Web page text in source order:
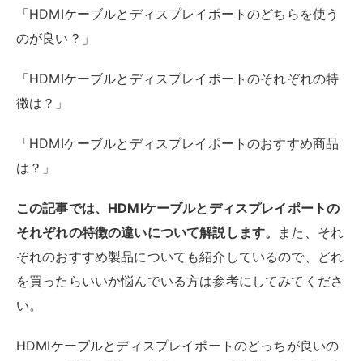
「HDMIケーブルとディスプレイポートのどちらを使う
のが良い？」
「HDMIケーブルとディスプレイポートのそれぞれの特
徴は？」
「HDMIケーブルとディスプレイポートのおすすめ商品
は？」
この記事では、HDMIケーブルとディスプレイポートの
それぞれの特徴の違いについて解説します。
また、それ
ぞれのおすすめ製品についても紹介しているので、どれ
を買ったらいいか悩んでいる方は参考にしてみてくださ
い。
HDMIケーブルとディスプレイポートのどっちが良いの